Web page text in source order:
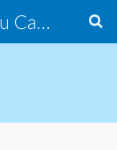
LPO PACA Alpilles Crau Camargue, groupe local